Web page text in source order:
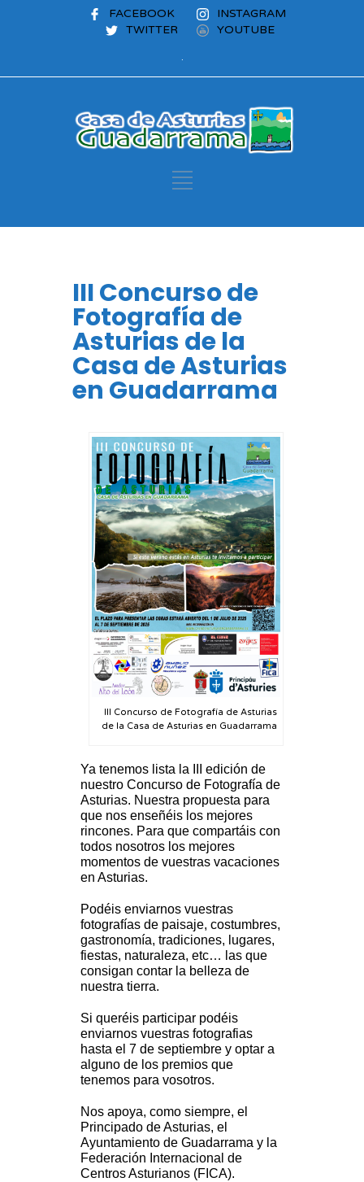
FACEBOOK
INSTAGRAM
TWITTER
YOUTUBE
.
III Concurso de
Fotografía de
Asturias de la
Casa de Asturias
en Guadarrama
III Concurso de Fotografía de Asturias
de la Casa de Asturias en Guadarrama
Ya tenemos lista la III edición de
nuestro Concurso de Fotografía de
Asturias. Nuestra propuesta para
que nos enseñéis los mejores
rincones. Para que compartáis con
todos nosotros los mejores
momentos de vuestras vacaciones
en Asturias.
Podéis enviarnos vuestras
fotografías de paisaje, costumbres,
gastronomía, tradiciones, lugares,
fiestas, naturaleza, etc… las que
consigan contar la belleza de
nuestra tierra.
Si queréis participar podéis
enviarnos vuestras fotografias
hasta el 7 de septiembre y optar a
alguno de los premios que
tenemos para vosotros.
Nos apoya, como siempre, el
Principado de Asturias, el
Ayuntamiento de Guadarrama y la
Federación Internacional de
Centros Asturianos (FICA).